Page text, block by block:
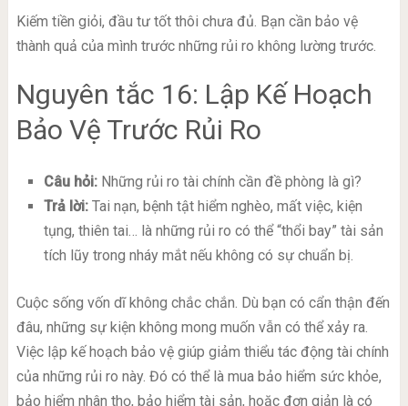
Kiếm tiền giỏi, đầu tư tốt thôi chưa đủ. Bạn cần bảo vệ
thành quả của mình trước những rủi ro không lường trước.
Nguyên tắc 16: Lập Kế Hoạch
Bảo Vệ Trước Rủi Ro
Câu hỏi:Những rủi ro tài chính cần đề phòng là gì?
Trả lời:Tai nạn, bệnh tật hiểm nghèo, mất việc, kiện
tụng, thiên tai… là những rủi ro có thể “thổi bay” tài sản
tích lũy trong nháy mắt nếu không có sự chuẩn bị.
Cuộc sống vốn dĩ không chắc chắn. Dù bạn có cẩn thận đến
đâu, những sự kiện không mong muốn vẫn có thể xảy ra.
Việc lập kế hoạch bảo vệ giúp giảm thiểu tác động tài chính
của những rủi ro này. Đó có thể là mua bảo hiểm sức khỏe,
bảo hiểm nhân thọ, bảo hiểm tài sản, hoặc đơn giản là có